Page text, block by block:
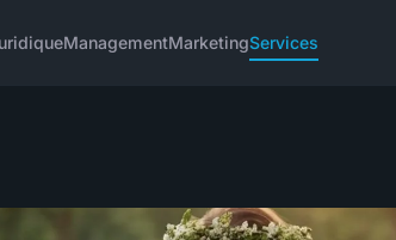
ManagementMarketingServices